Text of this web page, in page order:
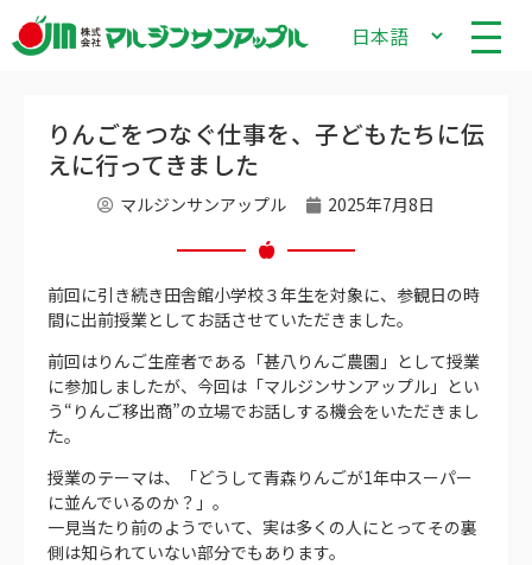
りんごをつなぐ仕事を、子どもたちに伝
えに行ってきました
マルジンサンアップル 2025年7月8日
前回に引き続き田舎館小学校３年生を対象に、参観日の時
間に出前授業としてお話させていただきました。
前回はりんご生産者である「甚八りんご農園」として授業
に参加しましたが、今回は「マルジンサンアップル」とい
う“りんご移出商”の立場でお話しする機会をいただきまし
た。
授業のテーマは、「どうして青森りんごが1年中スーパー
に並んでいるのか？」。
一見当たり前のようでいて、実は多くの人にとってその裏
側は知られていない部分でもあります。